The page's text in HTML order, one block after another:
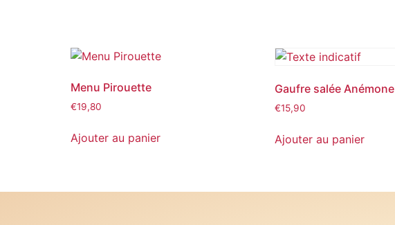
Menu Pirouette
€19,80
Ajouter au panier
Gaufre salée Anémone
€15,90
Ajouter au panier